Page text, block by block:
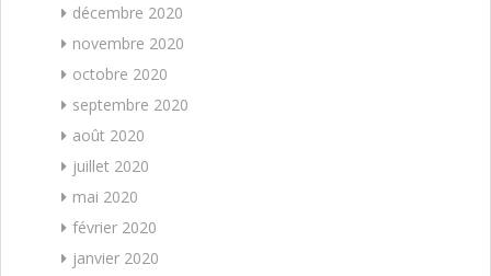
décembre 2020
novembre 2020
octobre 2020
septembre 2020
août 2020
juillet 2020
mai 2020
février 2020
janvier 2020